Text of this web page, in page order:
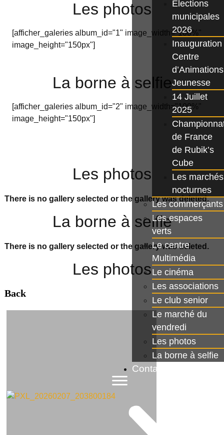
Elections
municipales
2026
Inauguration
Centre
d’Animations
Jeunesse
14 Juillet
2025
de France
de Rubik’s
Cube
Les marchés
nocturnes
Les commerçants
Les espaces
verts
Le centre
Multimédia
Le cinéma
Les associations
Le club senior
Le marché du
vendredi
Les photos
La borne à selfie
Contact
Les photos
[afficher_galeries album_id="1" image_width="100%"
image_height="150px"]
La borne à selfie
[afficher_galeries album_id="2" image_width="100%"
image_height="150px"]
Les photos
There is no gallery selected or the gallery was deleted.
La borne à selfie
There is no gallery selected or the gallery was deleted.
Les photos
Back